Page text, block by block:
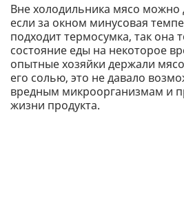
Вне холодильника мясо можно
если за окном минусовая
подходит термосумка, так она
состояние еды на некоторое
опытные хозяйки держали
его солью, это не давало
вредным микроорганизмам и
жизни продукта.